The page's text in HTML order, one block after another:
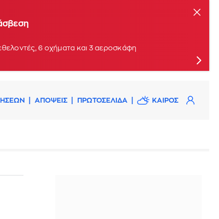
6 οχήματα και 3 αεροσκάφη
ΑΠΟΨΕΙΣ ΠΡΩΤΟΣΕΛΙΔΑ ΚΑΙΡΟΣ